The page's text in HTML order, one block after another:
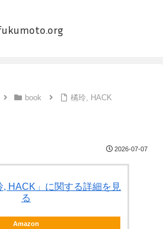
book 橘玲, HACK
2026-07-07
, HACK」に関する詳細を見
る
Amazon